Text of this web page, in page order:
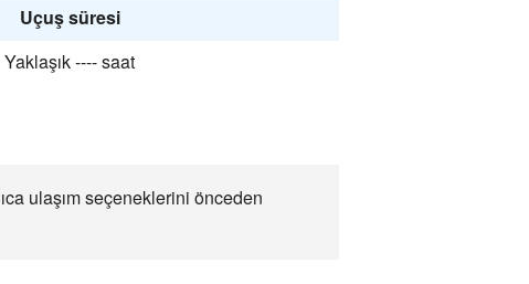
Uçuş süresi
Yaklaşık ---- saat
ulaşım seçeneklerini önceden